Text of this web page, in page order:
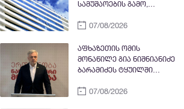
სამუშაოების გამო,
ფშაველას გამზირების
მოედნის მიმართულებით
მოძრაობა დროებით
შეიზღუდება
07/08/2026
აფხაზეთის ომის
მონაწილე გია ნიშნიანიძე
ბარამიძეს ტყუილში
იზოლატორში გვყავდა
07/08/2026